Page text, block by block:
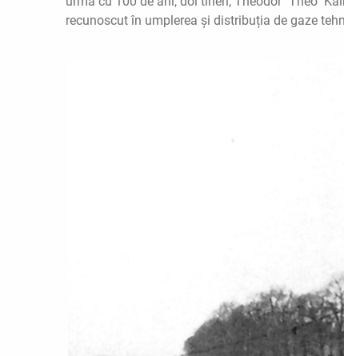
recunoscut în umplerea și distribuția de gaze